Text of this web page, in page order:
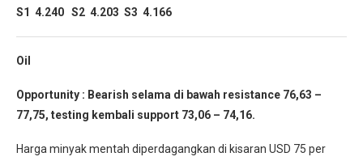
S1 4.240 S2 4.203 S3 4.166
Oil
Opportunity : Bearish selama di bawah resistance 76,63 –
77,75, testing kembali support 73,06 – 74,16.
Harga minyak mentah diperdagangkan di kisaran USD 75 per